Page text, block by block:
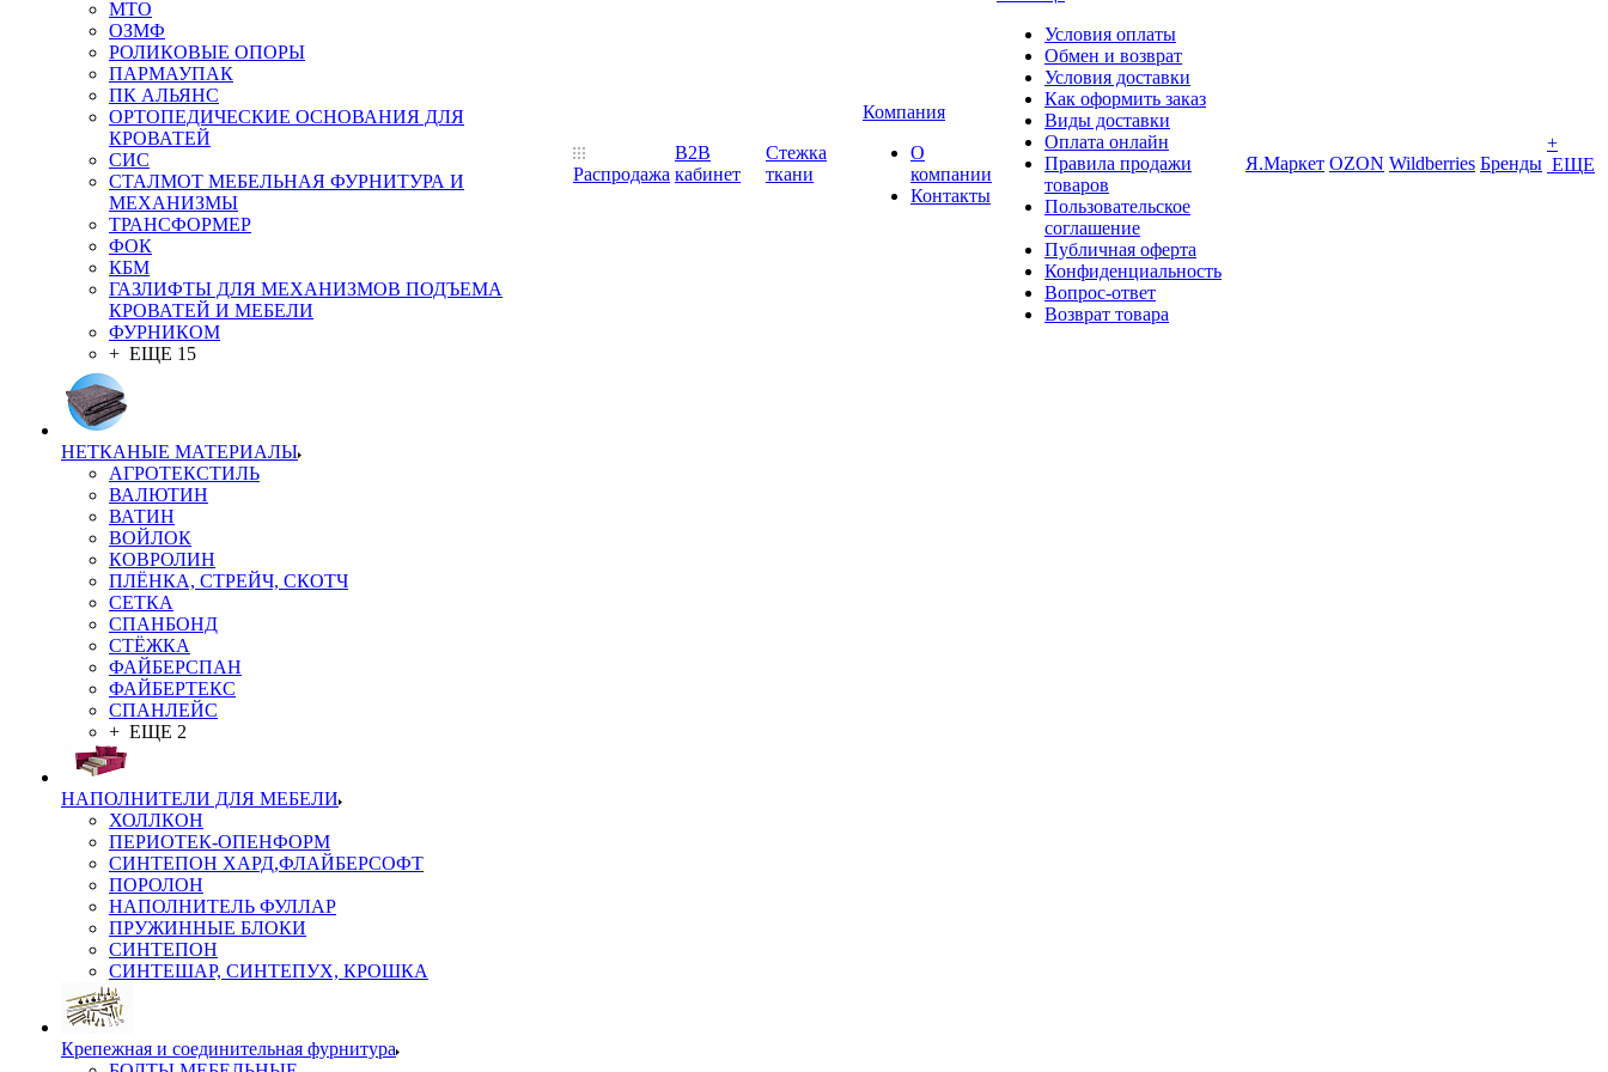
MTO
ОЗМФ
РОЛИКОВЫЕ ОПОРЫ
ПАРМАУПАК
ПК АЛЬЯНС
ОРТОПЕДИЧЕСКИЕ ОСНОВАНИЯ ДЛЯ
КРОВАТЕЙ
СИС
СТАЛМОТ МЕБЕЛЬНАЯ ФУРНИТУРА И
МЕХАНИЗМЫ
ТРАНСФОРМЕР
ФОК
КБМ
ГАЗЛИФТЫ ДЛЯ МЕХАНИЗМОВ ПОДЪЕМА
КРОВАТЕЙ И МЕБЕЛИ
ФУРНИКОМ
+ ЕЩЕ 15
НЕТКАНЫЕ МАТЕРИАЛЫ
АГРОТЕКСТИЛЬ
ВАЛЮТИН
ВАТИН
ВОЙЛОК
КОВРОЛИН
ПЛЁНКА, СТРЕЙЧ, СКОТЧ
СЕТКА
СПАНБОНД
СТЁЖКА
ФАЙБЕРСПАН
ФАЙБЕРТЕКС
СПАНЛЕЙС
+ ЕЩЕ 2
НАПОЛНИТЕЛИ ДЛЯ МЕБЕЛИ
ХОЛЛКОН
ПЕРИОТЕК-ОПЕНФОРМ
СИНТЕПОН ХАРД,ФЛАЙБЕРСОФТ
ПОРОЛОН
НАПОЛНИТЕЛЬ ФУЛЛАР
ПРУЖИННЫЕ БЛОКИ
СИНТЕПОН
СИНТЕШАР, СИНТЕПУХ, КРОШКА
Крепежная и соединительная фурнитура
Распродажа
B2B
кабинет
Стежка
ткани
Компания
О
компании
Контакты
Условия оплаты
Обмен и возврат
Условия доставки
Как оформить заказ
Виды доставки
Оплата онлайн
Правила продажи
товаров
Пользовательское
соглашение
Публичная оферта
Конфиденциальность
Вопрос-ответ
Возврат товара
Я.Маркет OZON Wildberries Бренды
+
ЕЩЕ